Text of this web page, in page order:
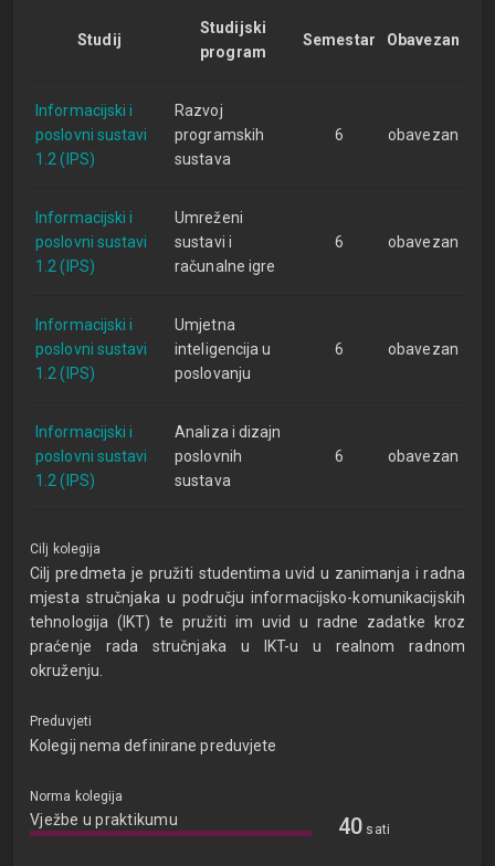
Studij
Studijski
program
Semestar Obavezan
Informacijski i
poslovni sustavi
1.2 (IPS)
Razvoj
programskih
sustava
6 obavezan
Informacijski i
poslovni sustavi
1.2 (IPS)
Umreženi
sustavi i
računalne igre
6 obavezan
Informacijski i
poslovni sustavi
1.2 (IPS)
Umjetna
inteligencija u
poslovanju
6 obavezan
Informacijski i
poslovni sustavi
1.2 (IPS)
Analiza i dizajn
poslovnih
sustava
6 obavezan
Cilj kolegija
Cilj predmeta je pružiti studentima uvid u zanimanja i radna
mjesta stručnjaka u području informacijsko-komunikacijskih
tehnologija (IKT) te pružiti im uvid u radne zadatke kroz
praćenje rada stručnjaka u IKT-u u realnom radnom
okruženju.
Preduvjeti
Kolegij nema definirane preduvjete
Norma kolegija
Vježbe u praktikumu 40 sati